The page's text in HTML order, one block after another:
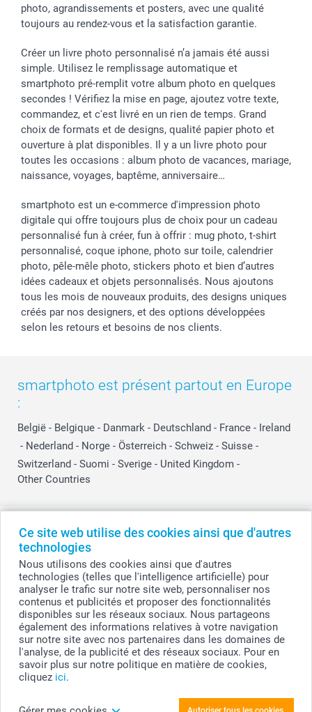
Ce site web utilise des cookies ainsi que d'autres
technologies
Nous utilisons des cookies ainsi que d'autres
technologies (telles que l'intelligence artificielle) pour
analyser le trafic sur notre site web, personnaliser nos
contenus et publicités et proposer des fonctionnalités
disponibles sur les réseaux sociaux. Nous partageons
également des informations relatives à votre navigation
sur notre site avec nos partenaires dans les domaines de
l'analyse, de la publicité et des réseaux sociaux. Pour en
savoir plus sur notre politique en matière de cookies,
cliquez ici.
photo, agrandissements et posters, avec une qualité
toujours au rendez-vous et la satisfaction garantie.
Créer un livre photo personnalisé n’a jamais été aussi
simple. Utilisez le remplissage automatique et
smartphoto pré-remplit votre album photo en quelques
secondes ! Vérifiez la mise en page, ajoutez votre texte,
commandez, et c'est livré en un rien de temps. Grand
choix de formats et de designs, qualité papier photo et
ouverture à plat disponibles. Il y a un livre photo pour
toutes les occasions : album photo de vacances, mariage,
naissance, voyages, baptême, anniversaire…
smartphoto est un e-commerce d'impression photo
digitale qui offre toujours plus de choix pour un cadeau
personnalisé fun à créer, fun à offrir : mug photo, t-shirt
personnalisé, coque iphone, photo sur toile, calendrier
photo, pêle-mêle photo, stickers photo et bien d’autres
idées cadeaux et objets personnalisés. Nous ajoutons
tous les mois de nouveaux produits, des designs uniques
créés par nos designers, et des options développées
selon les retours et besoins de nos clients.
smartphoto est présent partout en Europe
:
België - Belgique - Danmark - Deutschland - France - Ireland
- Nederland - Norge - Österreich - Schweiz - Suisse -
Switzerland - Suomi - Sverige - United Kingdom -
Other Countries
© smartphoto group. Tous droits réservés
smartphoto group SA.
Siège social : Kwatrechtsteenweg 160, 9230 Wetteren, Belgique
Numéro de TVA BE 0405.706.755
Numéro d'entreprise 0405.706.755.
Coordonnées bancaires: IBAN BE71 2850 2711 5569 - BIC: GEBABEBB
Tous les prix sont en EURO (€), TVA incluse et hors frais de port.